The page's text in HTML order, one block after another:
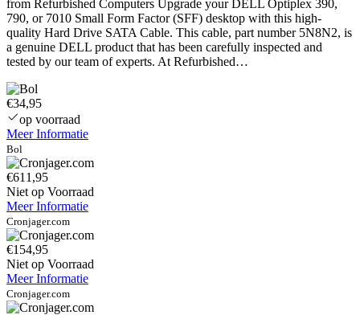
from Refurbished Computers Upgrade your DELL Optiplex 390,
790, or 7010 Small Form Factor (SFF) desktop with this high-
quality Hard Drive SATA Cable. This cable, part number 5N8N2, is
a genuine DELL product that has been carefully inspected and
tested by our team of experts. At Refurbished…
€34,95
op voorraad
Meer Informatie
Bol
€611,95
Niet op Voorraad
Meer Informatie
Cronjager.com
€154,95
Niet op Voorraad
Meer Informatie
Cronjager.com